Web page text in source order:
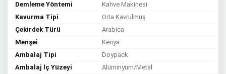
Demleme Yöntemi
Kahve Makinesi
Kavurma Tipi
Orta Kavrulmuş
Çekirdek Türü
Arabica
Menşei
Kenya
Ambalaj Tipi
Doypack
Ambalaj İç Yüzeyi
Alüminyum/Metal